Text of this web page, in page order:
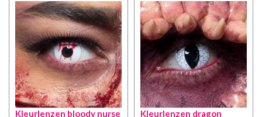
Kleurlenzen bloody nurse
Kleurlenzen dragon